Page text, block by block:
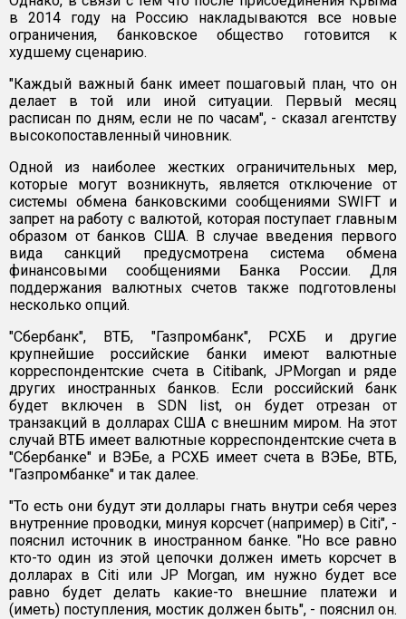
в 2014 году на Россию накладываются все новые
ограничения, банковское общество готовится к
худшему сценарию.
"Каждый важный банк имеет пошаговый план, что он
делает в той или иной ситуации. Первый месяц
расписан по дням, если не по часам", - сказал агентству
высокопоставленный чиновник.
Одной из наиболее жестких ограничительных мер,
которые могут возникнуть, является отключение от
системы обмена банковскими сообщениями SWIFT и
запрет на работу с валютой, которая поступает главным
образом от банков США. В случае введения первого
вида санкций предусмотрена система обмена
финансовыми сообщениями Банка России. Для
поддержания валютных счетов также подготовлены
несколько опций.
"Сбербанк", ВТБ, "Газпромбанк", РСХБ и другие
крупнейшие российские банки имеют валютные
корреспондентские счета в Citibank, JPMorgan и ряде
других иностранных банков. Если российский банк
будет включен в SDN list, он будет отрезан от
транзакций в долларах США с внешним миром. На этот
случай ВТБ имеет валютные корреспондентские счета в
"Сбербанке" и ВЭБе, а РСХБ имеет счета в ВЭБе, ВТБ,
"Газпромбанке" и так далее.
"То есть они будут эти доллары гнать внутри себя через
внутренние проводки, минуя корсчет (например) в Citi", -
пояснил источник в иностранном банке. "Но все равно
кто-то один из этой цепочки должен иметь корсчет в
долларах в Citi или JP Morgan, им нужно будет все
равно будет делать какие-то внешние платежи и
(иметь) поступления, мостик должен быть", - пояснил он.